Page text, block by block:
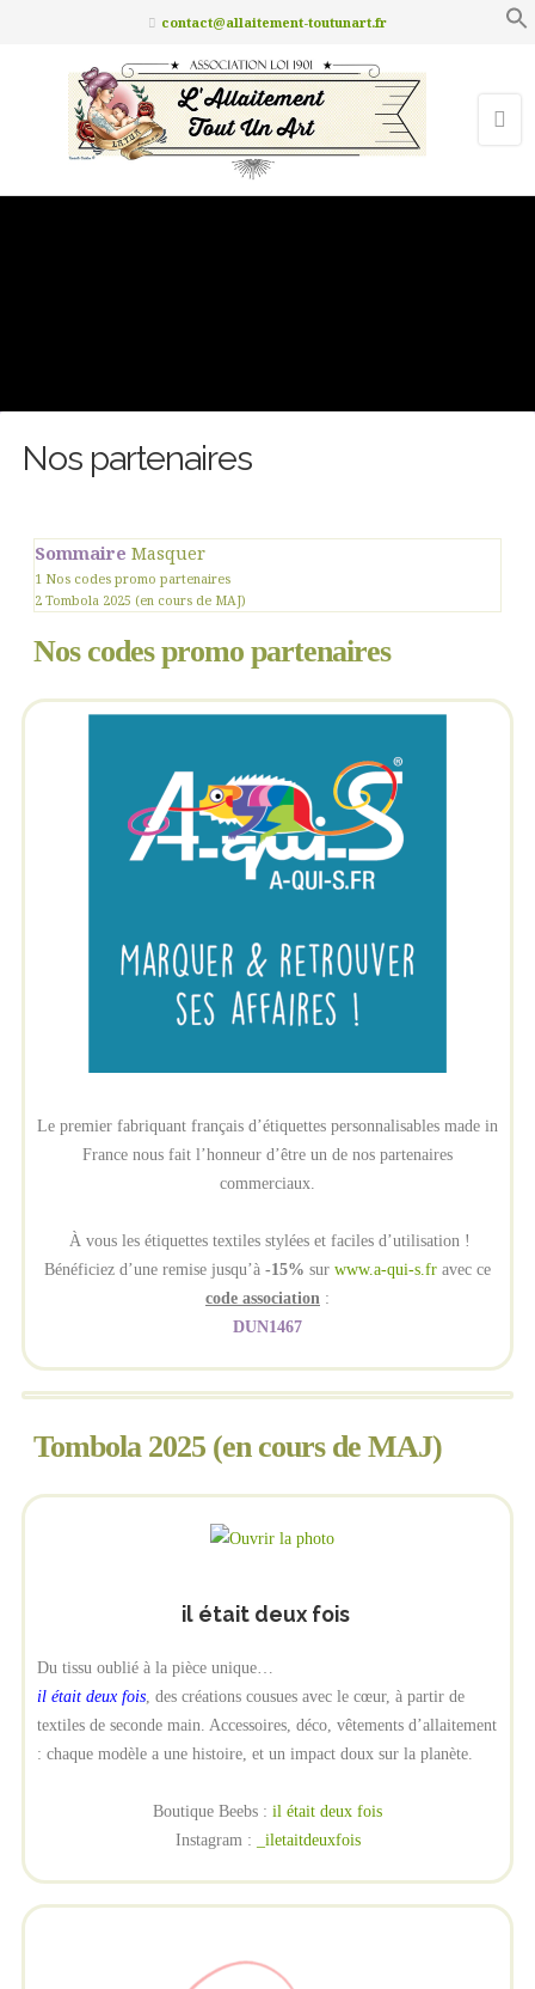
contact@allaitement-toutunart.fr
Nos partenaires
Sommaire Masquer
1 Nos codes promo partenaires
2 Tombola 2025 (en cours de MAJ)
Nos codes promo partenaires
Le premier fabriquant français d’étiquettes personnalisables made in
France nous fait l’honneur d’être un de nos partenaires
commerciaux.
À vous les étiquettes textiles stylées et faciles d’utilisation !
Bénéficiez d’une remise jusqu’à -15% sur www.a-qui-s.fr avec ce
code association :
DUN1467
Tombola 2025 (en cours de MAJ)
il était deux fois
Du tissu oublié à la pièce unique…
il était deux fois, des créations cousues avec le cœur, à partir de
textiles de seconde main. Accessoires, déco, vêtements d’allaitement
: chaque modèle a une histoire, et un impact doux sur la planète.
Boutique Beebs : il était deux fois
Instagram :
_iletaitdeuxfois